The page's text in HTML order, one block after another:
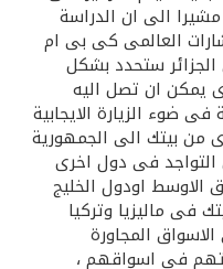
الى ان الدراسة
العالمى كى بى ام
ستحدد بشكل
يمكن ان تصل اليه
ضوء الزيارة الايجابية
من بيتك الى الجمهورية
التواجد فى دول اخرى
اودول الخليج
فى ماليزيا وتركيا
المجاورة
فى اسواقهم ،